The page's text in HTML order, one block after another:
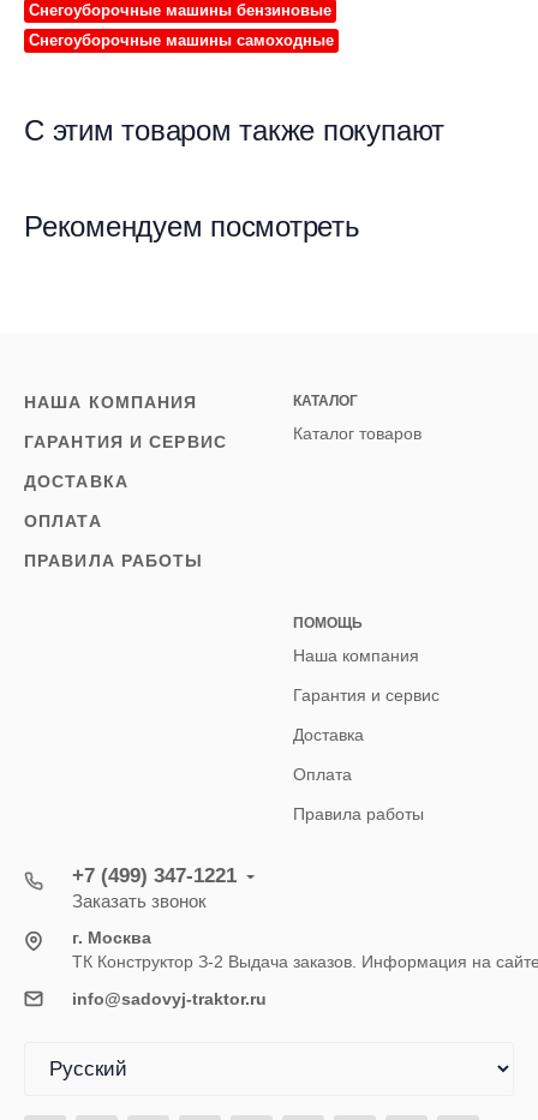
Снегоуборочные машины бензиновые
Снегоуборочные машины самоходные
С этим товаром также покупают
Рекомендуем посмотреть
НАША КОМПАНИЯ
ГАРАНТИЯ И СЕРВИС
ДОСТАВКА
ОПЛАТА
ПРАВИЛА РАБОТЫ
КАТАЛОГ
Каталог товаров
ПОМОЩЬ
Наша компания
Гарантия и сервис
Доставка
Оплата
Правила работы
+7 (499) 347-1221
Заказать звонок
г. Москва
ТК Конструктор З-2 Выдача заказов. Информация на
info@sadovyj-traktor.ru